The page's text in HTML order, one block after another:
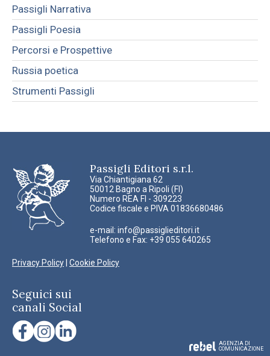
Passigli Narrativa
Passigli Poesia
Percorsi e Prospettive
Russia poetica
Strumenti Passigli
Passigli Editori s.r.l.
Via Chiantigiana 62
50012 Bagno a Ripoli (FI)
Numero REA FI - 309223
Codice fiscale e PIVA 01836680486
e-mail: info@passiglieditori.it
Telefono e Fax: +39 055 640265
Privacy Policy Cookie Policy
Seguici sui
canali Social
AGENZIA DI
COMUNICAZIONE